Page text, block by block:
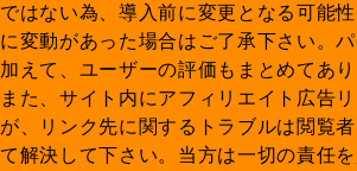
ではない為、導入前に変更となる可能
に変動があった場合はご了承下さい。
加えて、ユーザーの評価もまとめてあり
また、サイト内にアフィリエイト広告
が、リンク先に関するトラブルは閲覧
て解決して下さい。当方は一切の責任を